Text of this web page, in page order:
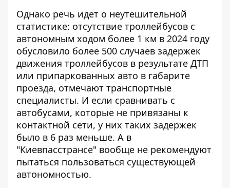
Однако речь идет о неутешительной
статистике: отсутствие троллейбусов с
автономным ходом более 1 км в 2024 году
обусловило более 500 случаев задержек
движения троллейбусов в результате ДТП
или припаркованных авто в габарите
проезда, отмечают транспортные
специалисты. И если сравнивать с
автобусами, которые не привязаны к
контактной сети, у них таких задержек
было в 6 раз меньше. А в
"Киевпасстрансе" вообще не рекомендуют
пытаться пользоваться существующей
автономностью.